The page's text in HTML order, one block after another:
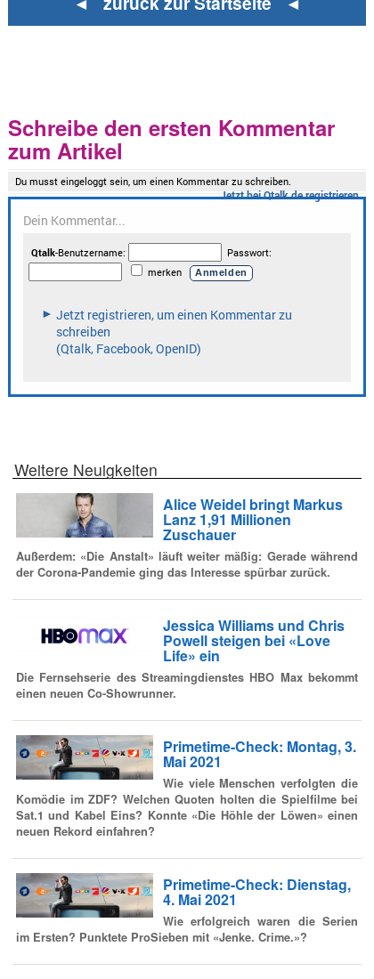
Schreibe den ersten Kommentar
zum Artikel
Weitere Neuigkeiten
Alice Weidel bringt Markus
Lanz 1,91 Millionen
Zuschauer
Außerdem: «Die Anstalt» läuft weiter mäßig: Gerade während
der Corona-Pandemie ging das Interesse spürbar zurück.
Jessica Williams und Chris
Powell steigen bei «Love
Life» ein
Die Fernsehserie des Streamingdienstes HBO Max bekommt
einen neuen Co-Showrunner.
Primetime-Check: Montag, 3.
Mai 2021
Wie viele Menschen verfolgten die
Komödie im ZDF? Welchen Quoten holten die Spielfilme bei
Sat.1 und Kabel Eins? Konnte «Die Höhle der Löwen» einen
neuen Rekord einfahren?
Primetime-Check: Dienstag,
4. Mai 2021
Wie erfolgreich waren die Serien
im Ersten? Punktete ProSieben mit «Jenke. Crime.»?